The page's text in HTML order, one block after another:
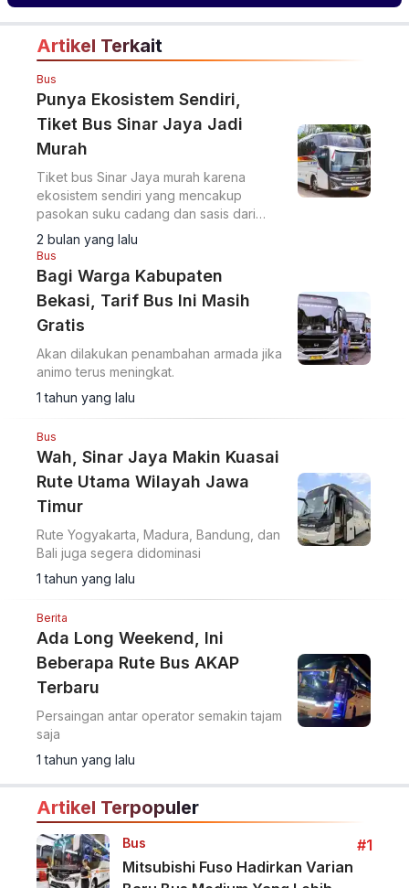
Terlaris 2026
Artikel Terkait
Bus
Punya Ekosistem Sendiri,
Tiket Bus Sinar Jaya Jadi
Murah
Tiket bus Sinar Jaya murah karena
ekosistem sendiri yang mencakup
pasokan suku cadang dan sasis dari
anak usaha.
2 bulan yang lalu
Bus
Bagi Warga Kabupaten
Bekasi, Tarif Bus Ini Masih
Gratis
Akan dilakukan penambahan armada jika
animo terus meningkat.
1 tahun yang lalu
Bus
Wah, Sinar Jaya Makin Kuasai
Rute Utama Wilayah Jawa
Timur
Rute Yogyakarta, Madura, Bandung, dan
Bali juga segera didominasi
1 tahun yang lalu
Berita
Ada Long Weekend, Ini
Beberapa Rute Bus AKAP
Terbaru
Persaingan antar operator semakin tajam
saja
1 tahun yang lalu
Artikel Terpopuler
Bus
#1
Mitsubishi Fuso Hadirkan Varian